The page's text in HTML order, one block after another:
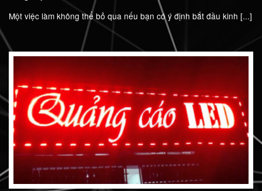
Một việc làm không thể bỏ qua nếu bạn có ý định bắt đầu kinh [...]